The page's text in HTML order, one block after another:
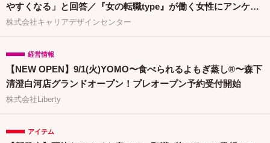
やすくなる」と回答／『女の転職type』が働く女性にアンケー
ト【第134回】
株式会社キャリアデザインセンター
経営情報
【NEW OPEN】9/1(火)YOMO〜食べられるよもぎ蒸し®〜森下
清澄白河店グランドオープン！プレオープン予約受付開始
株式会社Liberty
アイテム